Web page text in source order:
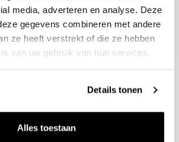
media, adverteren en analyse. Deze
gegevens combineren met andere
ze heeft verstrekt of die ze hebben
van uw gebruik van hun services.
Details tonen
Alles toestaan
Aanmelden